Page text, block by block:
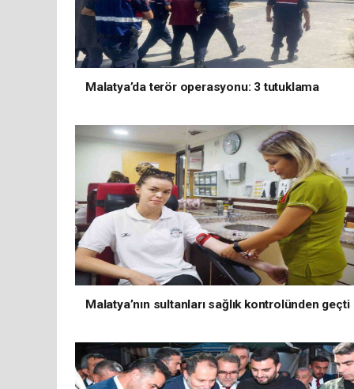
Malatya’da terör operasyonu: 3 tutuklama
Malatya’nın sultanları sağlık kontrolünden geçti